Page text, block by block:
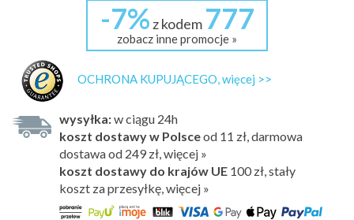
-7% z kodem 777
zobacz inne promocje »
OCHRONA KUPUJĄCEGO, więcej >>
wysyłka:w ciągu 24h
koszt dostawy w Polsceod 11 zł, darmowa
dostawa od 249 zł, więcej »
koszt dostawy do krajów UE 100 zł,stały
koszt za przesyłkę, więcej »